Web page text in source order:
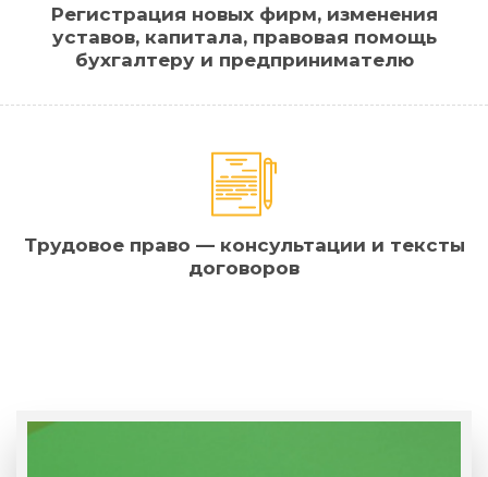
Регистрация новых фирм, изменения
уставов, капитала, правовая помощь
бухгалтеру и предпринимателю
Трудовое право — консультации и тексты
договоров